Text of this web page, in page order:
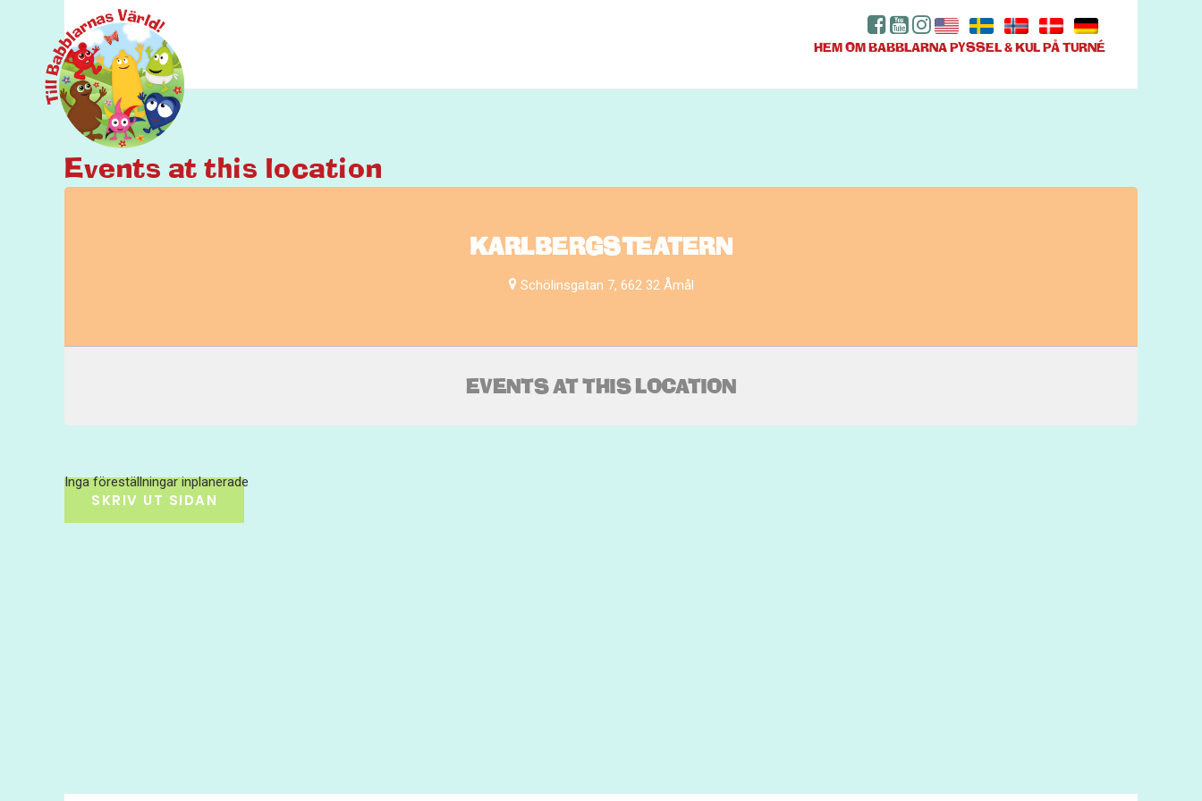
HEMOM BABBLARNAPYSSEL & KULPÅ TURNÉ
Events at this location
KARLBERGSTEATERN
Schölinsgatan 7, 662 32 Åmål
EVENTS AT THIS LOCATION
Inga föreställningar inplanerade
SKRIV UT SIDAN